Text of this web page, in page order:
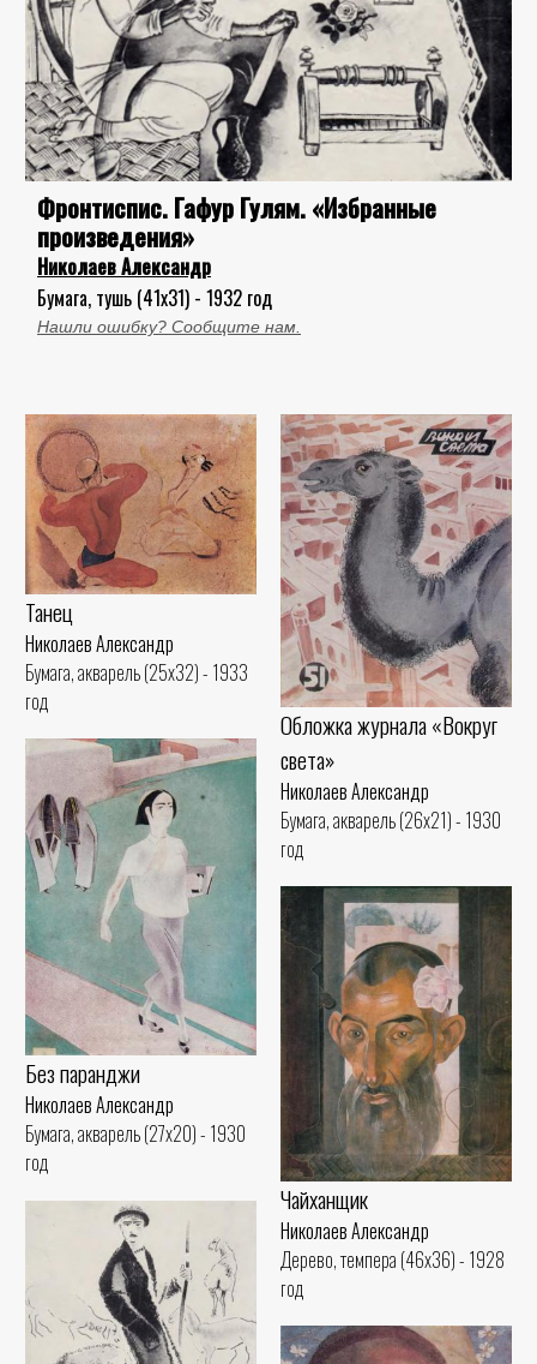
Фронтиспис. Гафур Гулям. «Избранные
произведения»
Николаев Александр
Бумага, тушь (41x31) - 1932 год
Нашли ошибку? Сообщите нам.
Танец
Николаев Александр
Бумага, акварель (25x32) - 1933
год
Обложка журнала «Вокруг
света»
Николаев Александр
Бумага, акварель (26x21) - 1930
год
Без паранджи
Николаев Александр
Бумага, акварель (27x20) - 1930
год
Чайханщик
Николаев Александр
Дерево, темпера (46x36) - 1928
год